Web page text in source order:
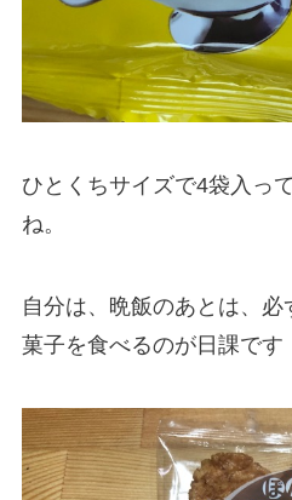
ひとくちサイズで4袋入っ
ね。
自分は、晩飯のあとは、
菓子を食べるのが日課です